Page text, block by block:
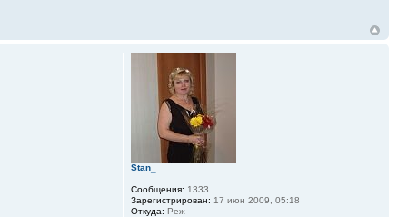
Stan_
Сообщения: 1333
Зарегистрирован: 17 июн 2009, 05:18
Откуда: Реж